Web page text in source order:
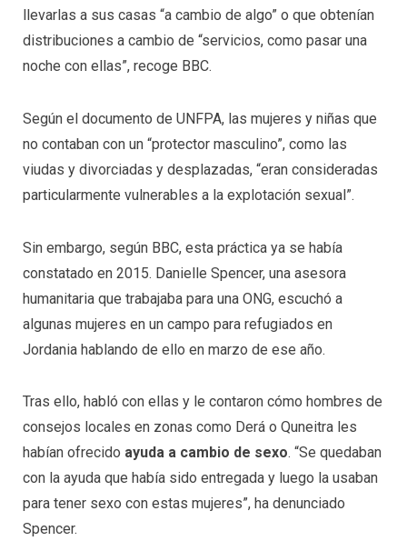
llevarlas a sus casas “a cambio de algo” o que obtenían
distribuciones a cambio de “servicios, como pasar una
noche con ellas”, recoge BBC.
Según el documento de UNFPA, las mujeres y niñas que
no contaban con un “protector masculino”, como las
viudas y divorciadas y desplazadas, “eran consideradas
particularmente vulnerables a la explotación sexual”.
Sin embargo, según BBC, esta práctica ya se había
constatado en 2015. Danielle Spencer, una asesora
humanitaria que trabajaba para una ONG, escuchó a
algunas mujeres en un campo para refugiados en
Jordania hablando de ello en marzo de ese año.
Tras ello, habló con ellas y le contaron cómo hombres de
consejos locales en zonas como Derá o Quneitra les
habían ofrecido ayuda a cambio de sexo. “Se quedaban
con la ayuda que había sido entregada y luego la usaban
para tener sexo con estas mujeres”, ha denunciado
Spencer.